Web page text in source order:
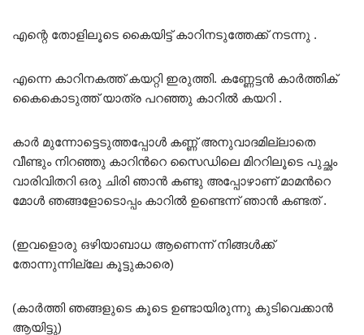
എന്റെ തോളിലൂടെ കൈയിട്ട് കാറിനടുത്തേക്ക് നടന്നു .
എന്നെ കാറിനകത്ത് കയറ്റി ഇരുത്തി. കണ്ണേട്ടൻ കാർത്തിക്
കൈകൊടുത്ത് യാത്ര പറഞ്ഞു കാറിൽ കയറി .
കാർ മുന്നോട്ടെടുത്തപ്പോൾ കണ്ണ് അനുവാദമില്ലാതെ
വീണ്ടും നിറഞ്ഞു കാറിൻറെ സൈഡിലെ മിററിലൂടെ പുച്ഛം
വാരിവിതറി ഒരു ചിരി ഞാൻ കണ്ടു അപ്പോഴാണ് മാമൻറെ
മോൾ ഞങ്ങളോടൊപ്പം കാറിൽ ഉണ്ടെന്ന് ഞാൻ കണ്ടത് .
(ഇവളൊരു ഒഴിയാബാധ ആണെന്ന് നിങ്ങൾക്ക്
തോന്നുന്നില്ലേ കൂട്ടുകാരെ)
(കാർത്തി ഞങ്ങളുടെ കൂടെ ഉണ്ടായിരുന്നു കുടിവെക്കാൻ
ആയിട്ടു)